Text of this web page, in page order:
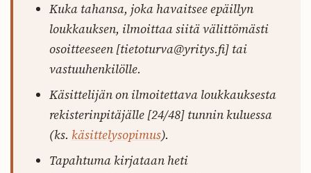
Kuka tahansa, joka havaitsee epäillyn
loukkauksen, ilmoittaa siitä välittömästi
osoitteeseen [tietoturva@yritys.fi] tai
vastuuhenkilölle.
Käsittelijän on ilmoitettava loukkauksesta
rekisterinpitäjälle [24/48] tunnin kuluessa
(ks. käsittelysopimus).
Tapahtuma kirjataan heti